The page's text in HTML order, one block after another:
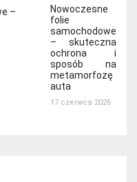
Nowoczesne
folie
samochodowe
– skuteczna
ochrona i
sposób na
metamorfozę
auta
17 czerwca 2026